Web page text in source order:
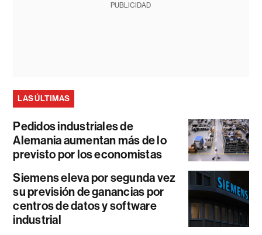
PUBLICIDAD
LAS ÚLTIMAS
Pedidos industriales de
Alemania aumentan más de lo
previsto por los economistas
Siemens eleva por segunda vez
su previsión de ganancias por
centros de datos y software
industrial